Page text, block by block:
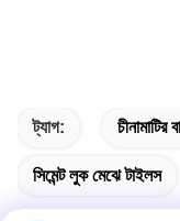
ট্যাগ: চীনামাটির
সিমেন্ট লুক মেঝে টাইলস